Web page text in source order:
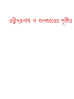
রবীন্দ্রনাথ ও গুলজারের
কলের গান থেকে রীলস্ —
জগন্নাথমঙ্গলম্ — বাংলায়